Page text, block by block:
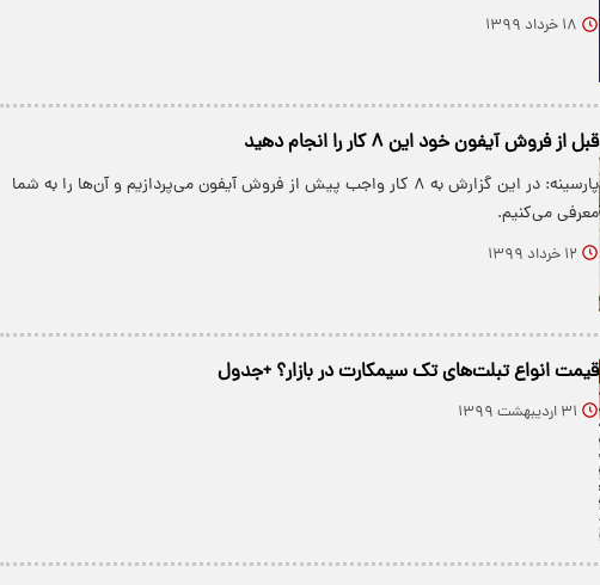
۱۸ خرداد ۱۳۹۹
قبل از فروش آیفون خود این ۸ کار را انجام دهید
پارسینه: در این گزارش به ۸ کار واجب پیش از فروش آیفون می‌پردازیم و آن‌ها را به شما
معرفی می‌کنیم.
۱۲ خرداد ۱۳۹۹
قیمت انواع تبلت‌های تک سیمکارت در بازار؟ +جدول
۳۱ اردیبهشت ۱۳۹۹